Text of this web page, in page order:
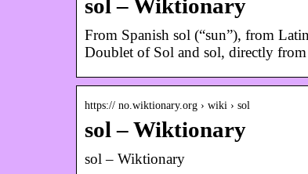
sol – Wiktionary
From Spanish sol (“sun”), from
Doublet of Sol and sol, directly
https:// no.wiktionary.org › wiki › sol
sol – Wiktionary
sol – Wiktionary